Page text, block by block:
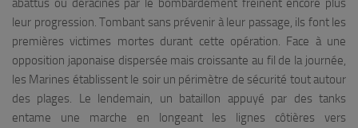
abattus ou déracinés par le bombardement freinent encore plus
leur progression. Tombant sans prévenir à leur passage, ils font les
premières victimes mortes durant cette opération. Face à une
opposition japonaise dispersée mais croissante au fil de la journée,
les Marines établissent le soir un périmètre de sécurité tout autour
des plages. Le lendemain, un bataillon appuyé par des tanks
entame une marche en longeant les lignes côtières vers